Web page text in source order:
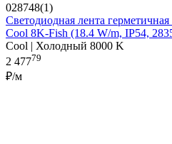
028748(1)
Светодиодная лента
Cool 8K-Fish (18.4 W/m, IP54,
Cool | Холодный 8000 K
2 47779
₽/м